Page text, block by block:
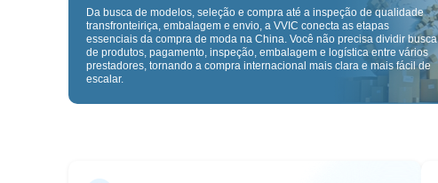
Da busca de modelos, seleção e compra até a inspeção de qualidade
transfronteiriça, embalagem e envio, a VVIC conecta as etapas
essenciais da compra de moda na China. Você não precisa dividir busca
de produtos, pagamento, inspeção, embalagem e logística entre vários
prestadores, tornando a compra internacional mais clara e mais fácil de
escalar.